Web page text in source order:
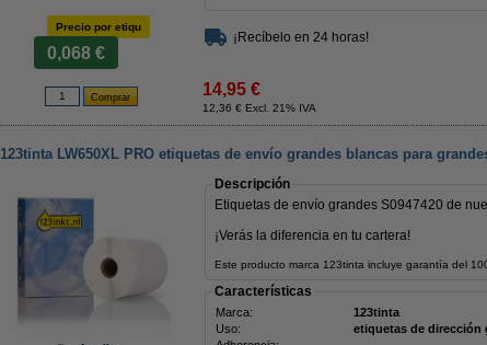
Precio por etiqu
0,068 €
¡Recíbelo en 24 horas!
14,95 €
12,36 € Excl. 21% IVA
123tinta LW650XL PRO etiquetas de envío grandes blancas para
Descripción
Etiquetas de envío grandes S0947420 de
¡Verás la diferencia en tu cartera!
Este producto marca 123tinta incluye garantía del
Características
Marca: 123tinta
Uso:
etiquetas de dirección